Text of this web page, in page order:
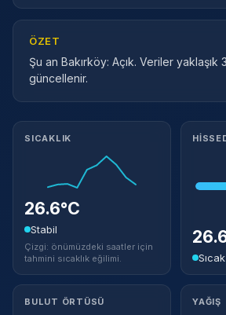
ÖZET
Şu an Bakırköy: Açık. Veriler yaklaşık
güncellenir.
Meteorolojik ayrıntılar
SICAKLIK
26.6°C
Stabil
Çizgi: önümüzdeki saatler için
tahmini sıcaklık eğilimi.
Sıcak
BULUT ÖRTÜSÜ YAĞIŞ